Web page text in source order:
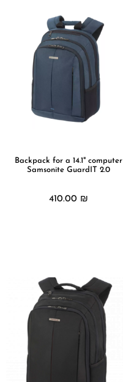
Backpack for a 14.1" computer
Samsonite GuardIT 2.0
410.00 ₪